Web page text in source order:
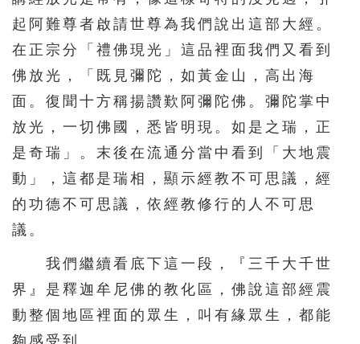
366 367 368 369 370
371 372 373 374 375
381 382 383 384 385
386 387 388 389 390
391 392 393 394 395
396 397 398 399 400
406 407 408 410
416
起阿難尊者啟請世尊為我們說出這部大經。
在正宗分「禮佛現光」這品裡面我們又看到
佛放光，「既見彌陀，如黃金山，高出海
面。復聞十方稱揚讚歎阿彌陀佛。彌陀掌中
放光，一切佛國，悉皆明現。如是之瑞，正
是奇瑞」。末後在流通分當中看到「大地震
動」，這都是瑞相，顯示經教不可思議，經
的功德不可思議，依經教修行的人不可思
議。
我們繼續看底下這一段，『三千大千世
界』是釋迦牟尼佛的教化區，佛說這部經震
動整個地區裡面的眾生，叫有緣眾生，都能